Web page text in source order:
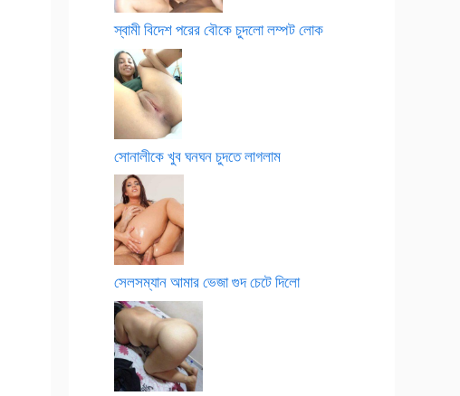
স্বামী বিদেশ পরের বৌকে চুদলো লম্পট লোক
সোনালীকে খুব ঘনঘন চুদতে লাগলাম
সেলসম্যান আমার ভেজা গুদ চেটে দিলো